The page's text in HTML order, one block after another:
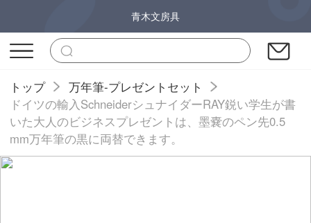
青木文房具
トップ
万年筆-プレゼントセット
ドイツの輸入SchneiderシュナイダーRAY鋭い学生が書
いた大人のビジネスプレゼントは、墨嚢のペン先0.5
mm万年筆の黒に両替できます。